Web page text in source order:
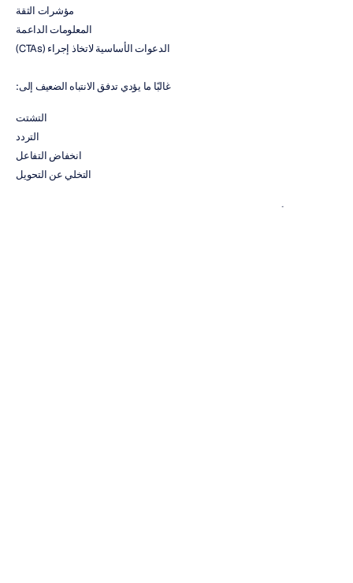
مؤشرات الثقة
المعلومات الداعمة
الدعوات الأساسية لاتخاذ إجراء (CTAs)
غالبًا ما يؤدي تدفق الانتباه الضعيف إلى:
التشتت
التردد
انخفاض التفاعل
التخلي عن التحويل